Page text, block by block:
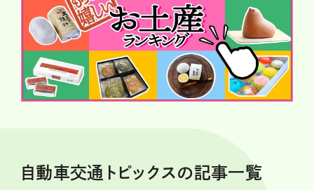
自動車交通トピックスの記事一覧